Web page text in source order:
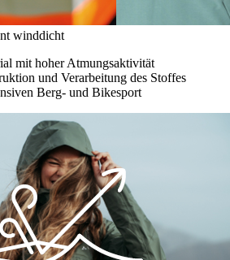
winddicht
mit hoher Atmungsaktivität
und Verarbeitung des Stoffes
Berg- und Bikesport